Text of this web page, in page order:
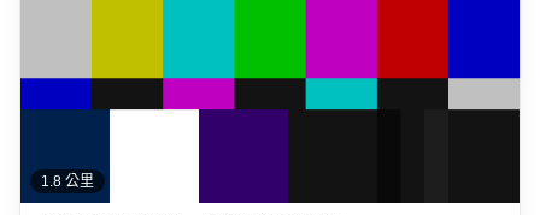
1.8 公里